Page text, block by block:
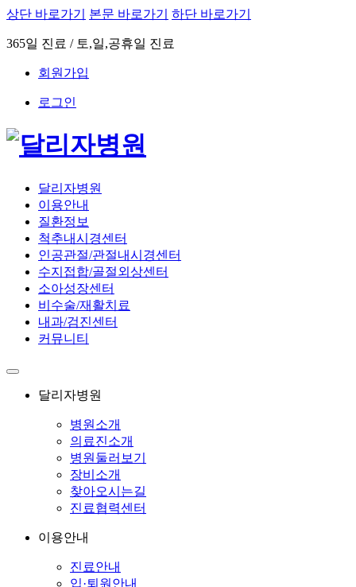
상단 바로가기 본문 바로가기 하단 바로가기
365일 진료 / 토,일,공휴일 진료
회원가입
로그인
달리자병원
이용안내
질환정보
척추내시경센터
인공관절/관절내시경센터
수지접합/골절외상센터
소아성장센터
비수술/재활치료
내과/검진센터
커뮤니티
달리자병원
병원소개
의료진소개
병원둘러보기
장비소개
찾아오시는길
진료협력센터
이용안내
진료안내
입·퇴원안내